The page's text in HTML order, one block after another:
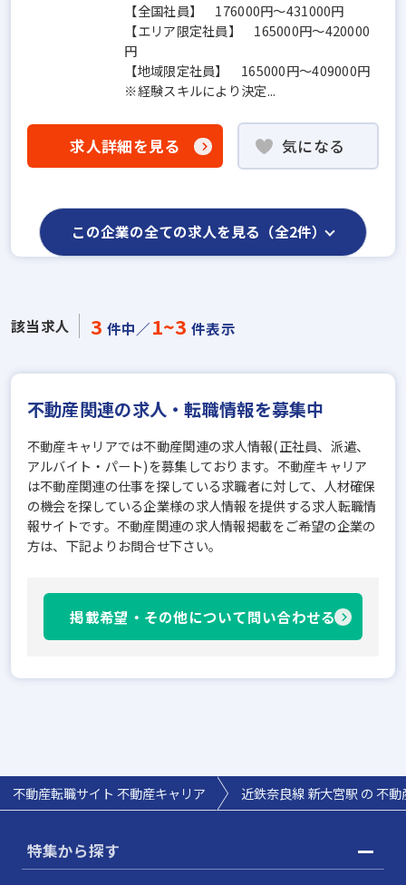
【全国社員】 176000円～431000円
【エリア限定社員】 165000円～420000
円
【地域限定社員】 165000円～409000円
※経験スキルにより決定...
求人詳細を見る 気になる
この企業の全ての求人を見る（全2件）
該当求人 3 件中／1~3 件表示
不動産関連の求人・転職情報を募集中
不動産キャリアでは不動産関連の求人情報(正社員、派遣、
アルバイト・パート)を募集しております。不動産キャリア
は不動産関連の仕事を探している求職者に対して、人材確保
の機会を探している企業様の求人情報を提供する求人転職情
報サイトです。不動産関連の求人情報掲載をご希望の企業の
方は、下記よりお問合せ下さい。
掲載希望・その他について問い合わせる
不動産転職サイト 不動産キャリア 近鉄奈良線 新大宮駅 の 不
特集から探す